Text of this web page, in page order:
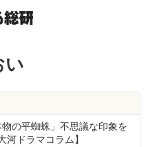
い
の平蜘蛛」不思議な印象を
ドラマコラム】